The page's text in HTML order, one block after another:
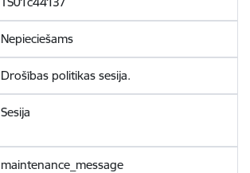
Nepieciešams
Drošības politikas sesija.
Sesija
maintenance_message